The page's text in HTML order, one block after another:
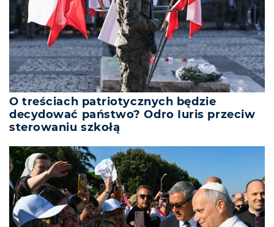
O treściach patriotycznych będzie
decydować państwo? Odro Iuris przeciw
sterowaniu szkołą